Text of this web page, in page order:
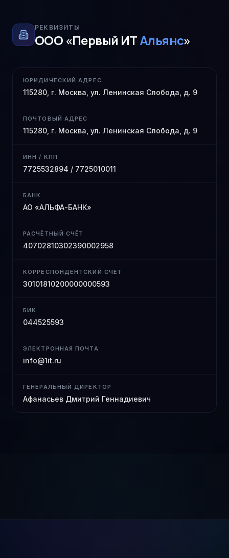
РЕКВИЗИТЫ
ООО «Первый ИТАльянс»
ЮРИДИЧЕСКИЙ АДРЕС
115280, г. Москва, ул. Ленинская Слобода, д. 9
ПОЧТОВЫЙ АДРЕС
115280, г. Москва, ул. Ленинская Слобода, д. 9
ИНН / КПП
7725532894 / 7725010011
БАНК
АО «АЛЬФА-БАНК»
РАСЧЁТНЫЙ СЧЁТ
40702810302390002958
КОРРЕСПОНДЕНТСКИЙ СЧЁТ
30101810200000000593
БИК
044525593
ЭЛЕКТРОННАЯ ПОЧТА
info@1it.ru
ГЕНЕРАЛЬНЫЙ ДИРЕКТОР
Афанасьев Дмитрий Геннадиевич